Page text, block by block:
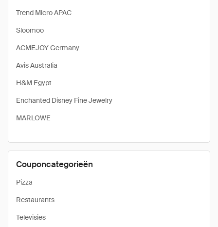
Trend Micro APAC
Sloomoo
ACMEJOY Germany
Avis Australia
H&M Egypt
Enchanted Disney Fine Jewelry
MARLOWE
Couponcategorieën
Pizza
Restaurants
Televisies